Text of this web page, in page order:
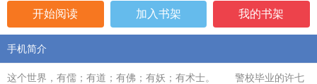
开始阅读 加入书架 我的书架
手机简介
这个世界，有儒；有道；有佛；有妖；有术士。 警校毕业的许七